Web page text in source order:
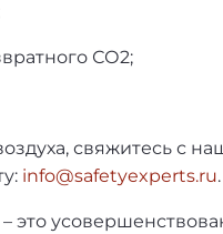
СО2;
свяжитесь с
info@safetyexperts.ru.
это